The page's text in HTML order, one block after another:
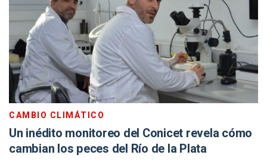
CAMBIO CLIMÁTICO
Un inédito monitoreo del Conicet revela cómo
cambian los peces del Río de la Plata